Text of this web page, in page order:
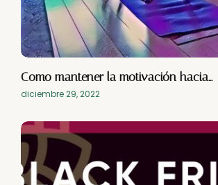
Como mantener la motivación hacia…
diciembre 29, 2022